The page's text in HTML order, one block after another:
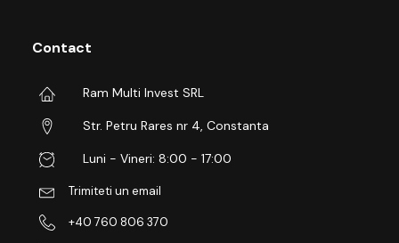
Contact
Ram Multi Invest SRL
Str. Petru Rares nr 4, Constanta
Luni - Vineri: 8:00 - 17:00
Trimiteti un email
+40 760 806 370